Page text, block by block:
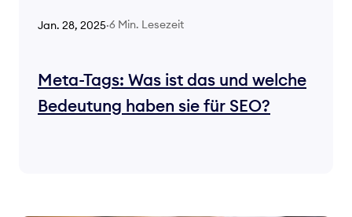
Jan. 28, 2025·6 Min. Lesezeit
Meta-Tags: Was ist das und welche
Bedeutung haben sie für SEO?